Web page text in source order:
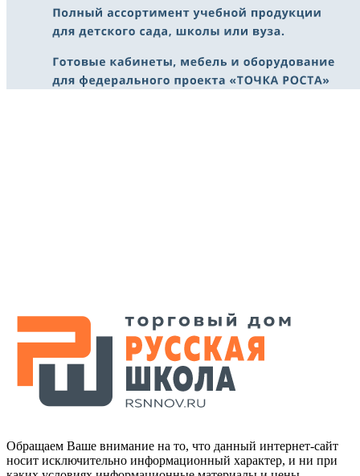
Обращаем Ваше внимание на то, что данный интернет-сайт
носит исключительно информационный характер, и ни при